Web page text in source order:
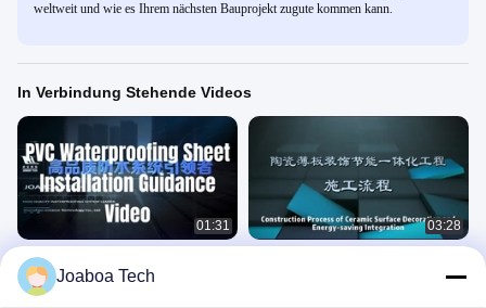
weltweit und wie es Ihrem nächsten Bauprojekt zugute kommen kann.
In Verbindung Stehende Videos
01:31
FM genehmigte wasserdichte
Membran Bondsure™ PVCs
Application Methods
03:28
Joaboa Tech